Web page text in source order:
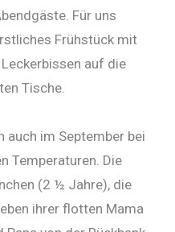
Für uns
Frühstück mit
auf die
Tische.
auch im September bei
Temperaturen. Die
(2 ½ Jahre), die
ihrer flotten Mama